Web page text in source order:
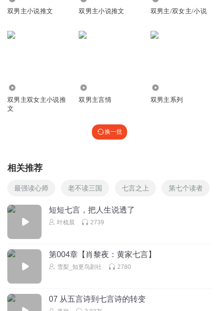
双男主小说推文 双男主小说推文 双男主/双女主/小说
双男主双女主小说推
文
双男主言情 双男主系列
换一批
相关推荐
最强读心师 老不读三国 七言之上 第七个读者
短短七言，把人生说透了
叶梳晨 2739
第004章【肖黎夜：黄家七言】
雪梨_知更鸟剧社 2780
07 从五言诗到七言诗的转变